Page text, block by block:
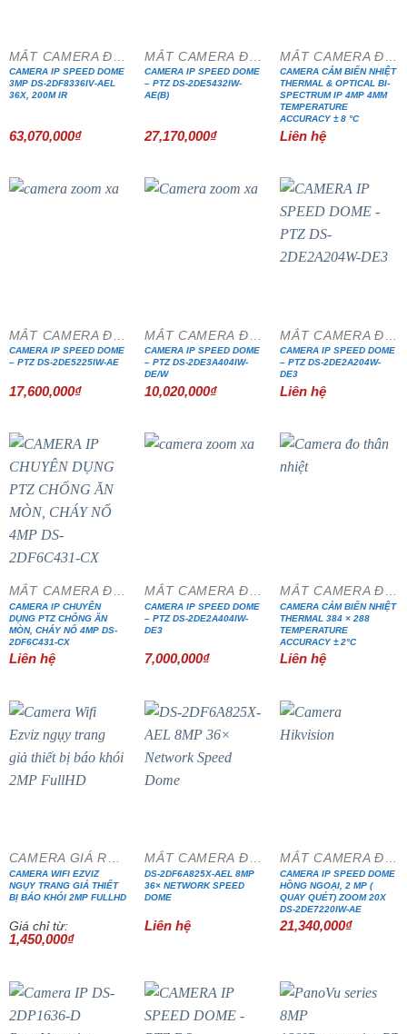
CAMERA IP SPEED DOME
3MP DS-2DF8336IV-AEL
36X, 200M IR
63,070,000₫
CAMERA IP SPEED DOME
– PTZ DS-2DE5432IW-
AE(B)
27,170,000₫
CAMERA CẢM BIẾN NHIỆT
THERMAL & OPTICAL BI-
SPECTRUM IP 4MP 4MM
TEMPERATURE
ACCURACY ± 8 °C
Liên hệ
CAMERA IP SPEED DOME
– PTZ DS-2DE5225IW-AE
17,600,000₫
CAMERA IP SPEED DOME
– PTZ DS-2DE3A404IW-
DE/W
10,020,000₫
CAMERA IP SPEED DOME
– PTZ DS-2DE2A204W-
DE3
Liên hệ
CAMERA IP CHUYÊN
DỤNG PTZ CHỐNG ĂN
MÒN, CHÁY NỔ 4MP DS-
2DF6C431-CX
Liên hệ
CAMERA IP SPEED DOME
– PTZ DS-2DE2A404IW-
DE3
7,000,000₫
CAMERA CẢM BIẾN NHIỆT
THERMAL 384 × 288
TEMPERATURE
ACCURACY ± 2°C
Liên hệ
CAMERA WIFI EZVIZ
NGỤY TRANG GIẢ THIẾT
BỊ BÁO KHÓI 2MP FULLHD
Giá chỉ từ:
1,450,000₫
DS-2DF6A825X-AEL 8MP
36× NETWORK SPEED
DOME
Liên hệ
CAMERA IP SPEED DOME
HỒNG NGOẠI, 2 MP (
QUAY QUÉT) ZOOM 20X
DS-2DE7220IW-AE
21,340,000₫